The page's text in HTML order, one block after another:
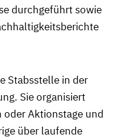
durchgeführt sowie
Stabsstelle in der
Sie organisiert
oder Aktionstage und
über laufende